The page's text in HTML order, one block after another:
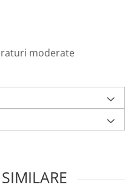
moderate